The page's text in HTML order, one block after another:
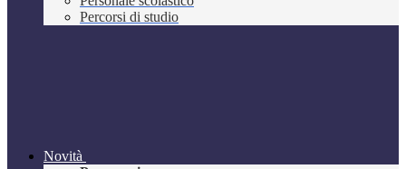
Percorsi di studio
Novità